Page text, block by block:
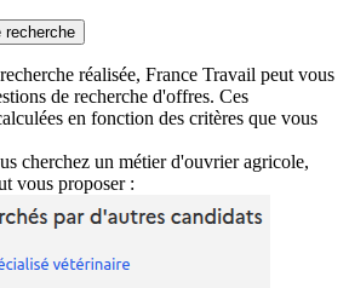
recherche
réalisée, France Travail peut vous
de recherche d'offres. Ces
en fonction des critères que vous
cherchez un métier d'ouvrier agricole,
vous proposer :